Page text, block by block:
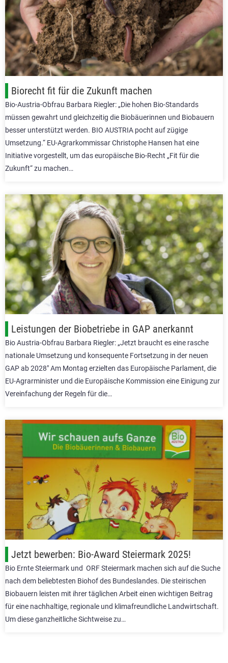
Biorecht fit für die Zukunft machen
Bio-Austria-Obfrau Barbara Riegler: „Die hohen Bio-Standards
müssen gewahrt und gleichzeitig die Biobäuerinnen und Biobauern
besser unterstützt werden. BIO AUSTRIA pocht auf zügige
Umsetzung.“ EU-Agrarkommissar Christophe Hansen hat eine
Initiative vorgestellt, um das europäische Bio-Recht „Fit für die
Zukunft“ zu machen…
Leistungen der Biobetriebe in GAP anerkannt
Bio Austria-Obfrau Barbara Riegler: „Jetzt braucht es eine rasche
nationale Umsetzung und konsequente Fortsetzung in der neuen
GAP ab 2028″ Am Montag erzielten das Europäische Parlament, die
EU-Agrarminister und die Europäische Kommission eine Einigung zur
Vereinfachung der Regeln für die…
Jetzt bewerben: Bio-Award Steiermark 2025!
Bio Ernte Steiermark und ORF Steiermark machen sich auf die Suche
nach dem beliebtesten Biohof des Bundeslandes. Die steirischen
Biobauern leisten mit ihrer täglichen Arbeit einen wichtigen Beitrag
für eine nachhaltige, regionale und klimafreundliche Landwirtschaft.
Um diese ganzheitliche Sichtweise zu…